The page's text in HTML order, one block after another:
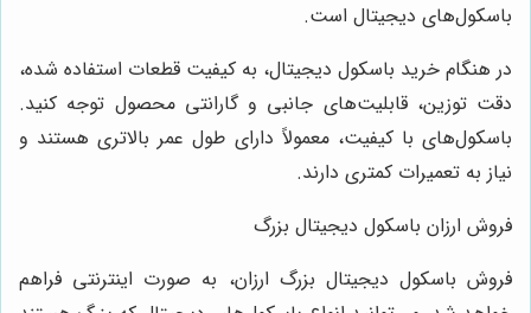
دیجیتال است.
هنگام خرید باسکول دیجیتال، به کیفیت قطعات استفاده شده،
توزین، قابلیت‌های جانبی و گارانتی محصول توجه کنید.
با کیفیت، معمولاً دارای طول عمر بالاتری هستند و
به تعمیرات کمتری دارند.
ارزان باسکول دیجیتال بزرگ
باسکول دیجیتال بزرگ ارزان، به صورت اینترنتی فراهم